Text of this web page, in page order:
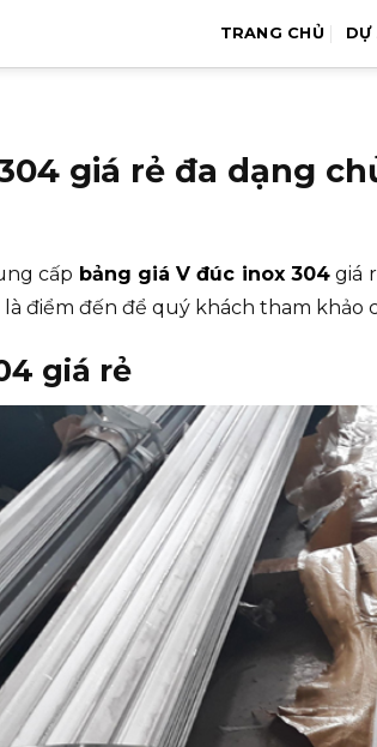
TRANG CHỦ DỰ
giá rẻ đa dạng
cấp bảng giá V đúc inox 304 giá
điểm đến để quý khách tham khảo
giá rẻ